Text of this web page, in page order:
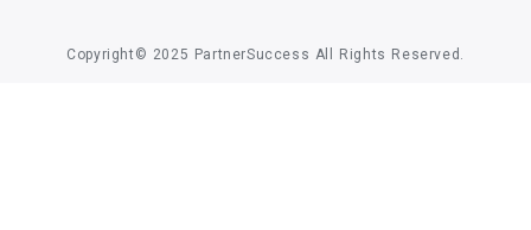
Copyright© 2025 PartnerSuccess All Rights Reserved.